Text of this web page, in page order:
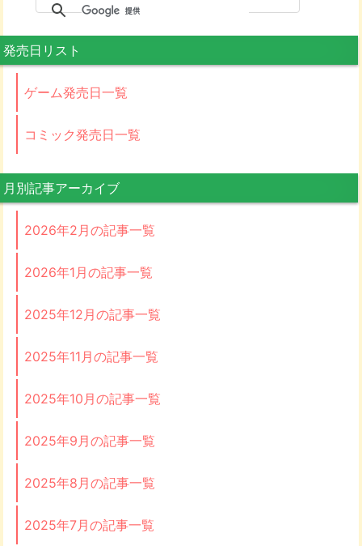
発売日リスト
ゲーム発売日一覧
コミック発売日一覧
月別記事アーカイブ
2026年2月の記事一覧
2026年1月の記事一覧
2025年12月の記事一覧
2025年11月の記事一覧
2025年10月の記事一覧
2025年9月の記事一覧
2025年8月の記事一覧
2025年7月の記事一覧